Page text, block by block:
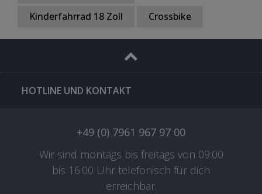
Kinderfahrrad 18 Zoll
Crossbike
HOTLINE UND KONTAKT
+49 (0) 7961 967 97 00
Wir sind montags bis freitags von 09:00
bis 16:00 Uhr telefonisch für dich
erreichbar.